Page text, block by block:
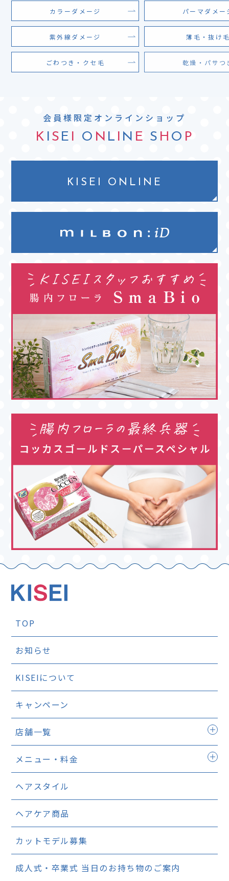
カラーダメージ パーマダメー
紫外線ダメージ 薄毛・抜け
ごわつき・クセ毛 乾燥・パサつ
会員様限定オンラインショップ
K I S E I O N L I N E S H O P
KISEI ONLINE
TOP
お知らせ
KISEIについて
キャンペーン
店舗一覧
メニュー・料金
ヘアスタイル
ヘアケア商品
カットモデル募集
成人式・卒業式 当日のお持ち物のご案内